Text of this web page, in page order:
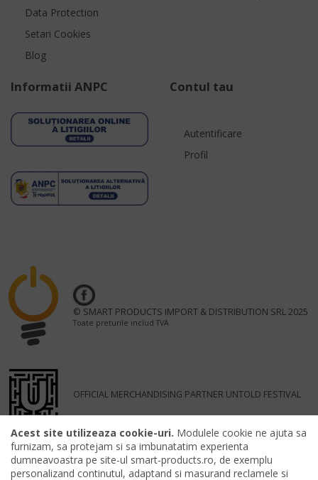
Data Protection
Setari Cookies
Blog
Informatii ANPC Contul tau
Autentificare
Profil
© SMART PRODUCTS IMPORT & DISTRIBUTION SRL 2025
Toate preturile includ TVA
OFFICIAL MERCHANDISING PARTNER UNTOLD FESTIVAL
Acest site utilizeaza cookie-uri. Modulele cookie ne ajuta sa
furnizam, sa protejam si sa imbunatatim experienta
dumneavoastra pe site-ul smart-products.ro, de exemplu
personalizand continutul, adaptand si masurand reclamele si